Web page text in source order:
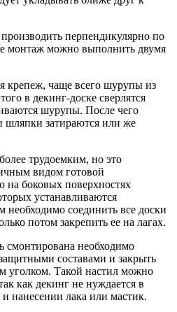
перпендикулярно по
монтаж можно выполнить двумя
крепеж, чаще всего шурупы из
в декинг-доске сверлятся
шурупы. После чего
шляпки затираются или же
трудоемким, но это
видом готовой
на боковых поверхностях
устанавливаются
соединить все доски
потом закрепить ее на лагах.
смонтирована необходимо
составами и закрыть
уголком. Такой настил можно
как декинг не нуждается в
нанесении лака или мастик.